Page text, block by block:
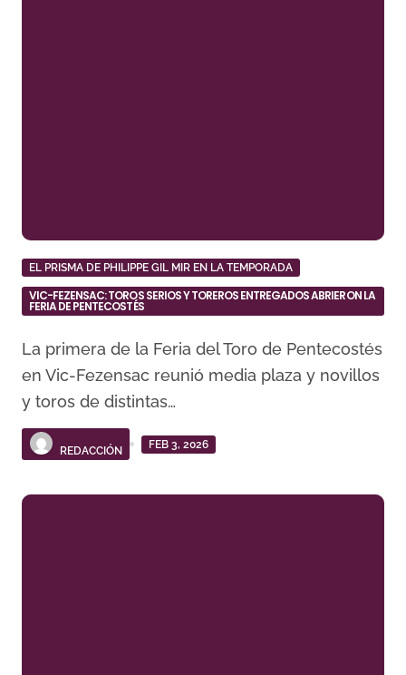
EL PRISMA DE PHILIPPE GIL MIR EN LA TEMPORADA
VIC-FEZENSAC: TOROS SERIOS Y TOREROS ENTREGADOS ABRIERON LA
FERIA DE PENTECOSTÉS
La primera de la Feria del Toro de Pentecostés
en Vic-Fezensac reunió media plaza y novillos
y toros de distintas…
REDACCIÓN
FEB 3, 2026